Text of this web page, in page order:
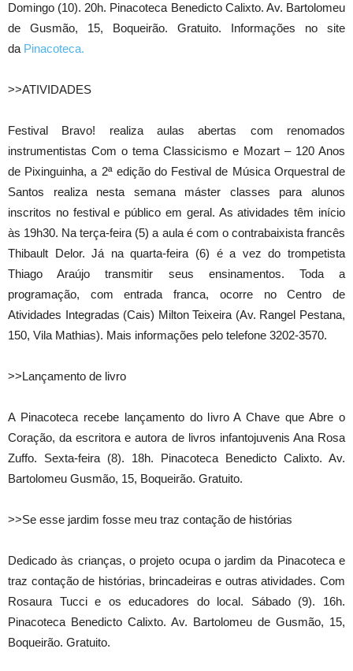
Domingo (10). 20h. Pinacoteca Benedicto Calixto. Av. Bartolomeu
de Gusmão, 15, Boqueirão. Gratuito. Informações no site
da Pinacoteca.
>>ATIVIDADES
Festival Bravo! realiza aulas abertas com renomados
instrumentistas Com o tema Classicismo e Mozart – 120 Anos
de Pixinguinha, a 2ª edição do Festival de Música Orquestral de
Santos realiza nesta semana máster classes para alunos
inscritos no festival e público em geral. As atividades têm início
às 19h30. Na terça-feira (5) a aula é com o contrabaixista francês
Thibault Delor. Já na quarta-feira (6) é a vez do trompetista
Thiago Araújo transmitir seus ensinamentos. Toda a
programação, com entrada franca, ocorre no Centro de
Atividades Integradas (Cais) Milton Teixeira (Av. Rangel Pestana,
150, Vila Mathias). Mais informações pelo telefone 3202-3570.
>>Lançamento de livro
A Pinacoteca recebe lançamento do livro A Chave que Abre o
Coração, da escritora e autora de livros infantojuvenis Ana Rosa
Zuffo. Sexta-feira (8). 18h. Pinacoteca Benedicto Calixto. Av.
Bartolomeu Gusmão, 15, Boqueirão. Gratuito.
>>Se esse jardim fosse meu traz contação de histórias
Dedicado às crianças, o projeto ocupa o jardim da Pinacoteca e
traz contação de histórias, brincadeiras e outras atividades. Com
Rosaura Tucci e os educadores do local. Sábado (9). 16h.
Pinacoteca Benedicto Calixto. Av. Bartolomeu de Gusmão, 15,
Boqueirão. Gratuito.